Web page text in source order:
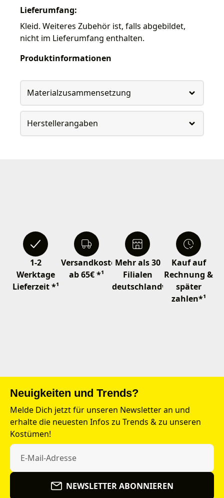
Lieferumfang:
Kleid. Weiteres Zubehör ist, falls abgebildet,
nicht im Lieferumfang enthalten.
Produktinformationen
Materialzusammensetzung
Herstellerangaben
1-2
Werktage
Lieferzeit *¹
Versandkostenfrei
ab 65€ *¹
Mehr als 30
Filialen
deutschlandweit
Kauf auf
Rechnung &
später
zahlen*¹
Neuigkeiten und Trends?
Melde Dich jetzt für unseren Newsletter an und
erhalte die neuesten Infos zu Trends & zu unseren
Kostümen!
NEWSLETTER ABONNIEREN